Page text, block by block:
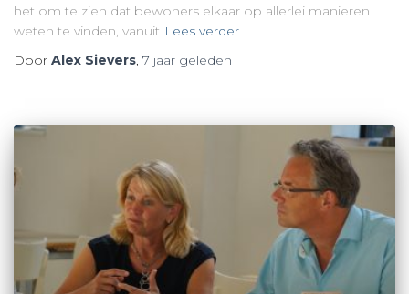
het om te zien dat bewoners elkaar op allerlei manieren
weten te vinden, vanuit Lees verder
Door Alex Sievers, 7 jaar geleden